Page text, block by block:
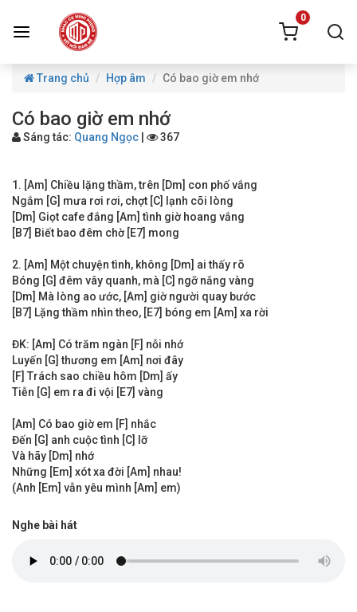
0
Trang chủ Hợp âm Có bao giờ em nhớ
Có bao giờ em nhớ
Sáng tác: Quang Ngọc 367
1. [Am] Chiều lặng thầm, trên [Dm] con phố vắng
Ngắm [G] mưa rơi rơi, chợt [C] lạnh cõi lòng
[Dm] Giọt cafe đắng [Am] tình giờ hoang vắng
[B7] Biết bao đêm chờ [E7] mong
2. [Am] Một chuyện tình, không [Dm] ai thấy rõ
Bóng [G] đêm vây quanh, mà [C] ngỡ nắng vàng
[Dm] Mà lòng ao ước, [Am] giờ người quay bước
[B7] Lặng thầm nhìn theo, [E7] bóng em [Am] xa rời
ĐK: [Am] Có trăm ngàn [F] nỗi nhớ
Luyến [G] thương em [Am] nơi đây
[F] Trách sao chiều hôm [Dm] ấy
Tiễn [G] em ra đi vội [E7] vàng
[Am] Có bao giờ em [F] nhắc
Đến [G] anh cuộc tình [C] lỡ
Và hãy [Dm] nhớ
Những [Em] xót xa đời [Am] nhau!
(Anh [Em] vẫn yêu mình [Am] em)
Nghe bài hát